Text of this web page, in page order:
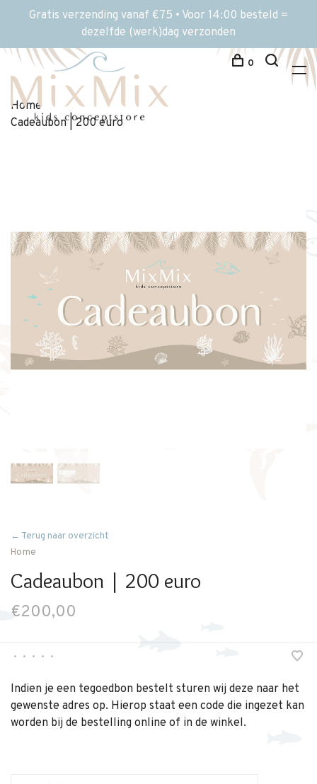
Gratis verzending vanaf €75 • Voor 14:00 besteld =
dezelfde (werk)dag verzonden
0
Home
Cadeaubon | 200 euro
← Terug naar overzicht
Home
Cadeaubon | 200 euro
€200,00
• • • • •
Indien je een tegoedbon bestelt sturen wij deze naar het
gewenste adres op. Hierop staat een code die ingezet kan
worden bij de bestelling online of in de winkel.